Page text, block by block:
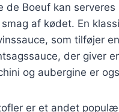
de Boeuf kan
smag af kødet. En
som tilføjer
der giver
og aubergine er
er et andet